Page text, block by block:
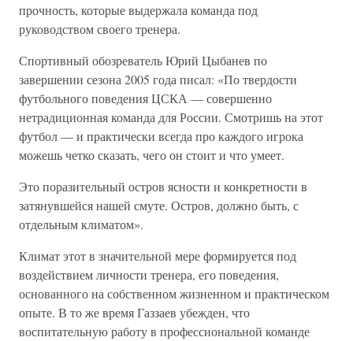
прочность, которые выдержала команда под
руководством своего тренера.
Спортивный обозреватель Юрий Цыбанев по
завершении сезона 2005 года писал: «По твердости
футбольного поведения ЦСКА — совершенно
нетрадиционная команда для России. Смотришь на этот
футбол — и практически всегда про каждого игрока
можешь четко сказать, чего он стоит и что умеет.
Это поразительный остров ясности и конкретности в
затянувшейся нашей смуте. Остров, должно быть, с
отдельным климатом».
Климат этот в значительной мере формируется под
воздействием личности тренера, его поведения,
основанного на собственном жизненном и практическом
опыте. В то же время Газзаев убежден, что
воспитательную работу в профессиональной команде